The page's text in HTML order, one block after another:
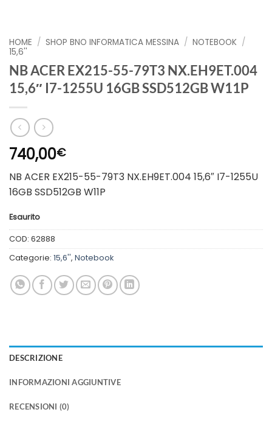
HOME / SHOP BNO INFORMATICA MESSINA / NOTEBOOK /
15,6''
NB ACER EX215-55-79T3 NX.EH9ET.004
15,6″ I7-1255U 16GB SSD512GB W11P
740,00€
NB ACER EX215-55-79T3 NX.EH9ET.004 15,6″ I7-1255U
16GB SSD512GB W11P
Esaurito
COD: 62888
Categorie: 15,6'', Notebook
DESCRIZIONE
INFORMAZIONI AGGIUNTIVE
RECENSIONI (0)